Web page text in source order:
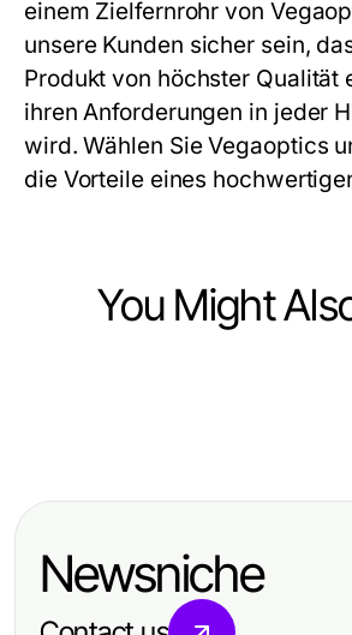
einem Zielfernrohr von
unsere Kunden sicher sein,
Produkt von höchster Qualität
ihren Anforderungen in jeder
wird. Wählen Sie Vegaoptics
die Vorteile eines
You Might
Carport Jahr im
Newsniche